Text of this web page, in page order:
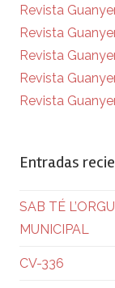
Revista
Revista
Revista
Revista
Revista
Entradas
SAB TÉ
MUNICIPAL
CV-336